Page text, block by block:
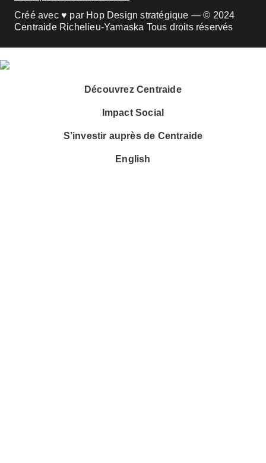
Créé avec ♥ par Hop Design stratégique — © 2024
Centraide Richelieu-Yamaska Tous droits réservés
Découvrez Centraide
Impact Social
S’investir auprès de Centraide
English